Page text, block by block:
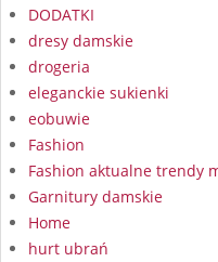
DODATKI
dresy damskie
drogeria
eleganckie sukienki
eobuwie
Fashion
Fashion aktualne trendy
Garnitury damskie
Home
hurt ubrań